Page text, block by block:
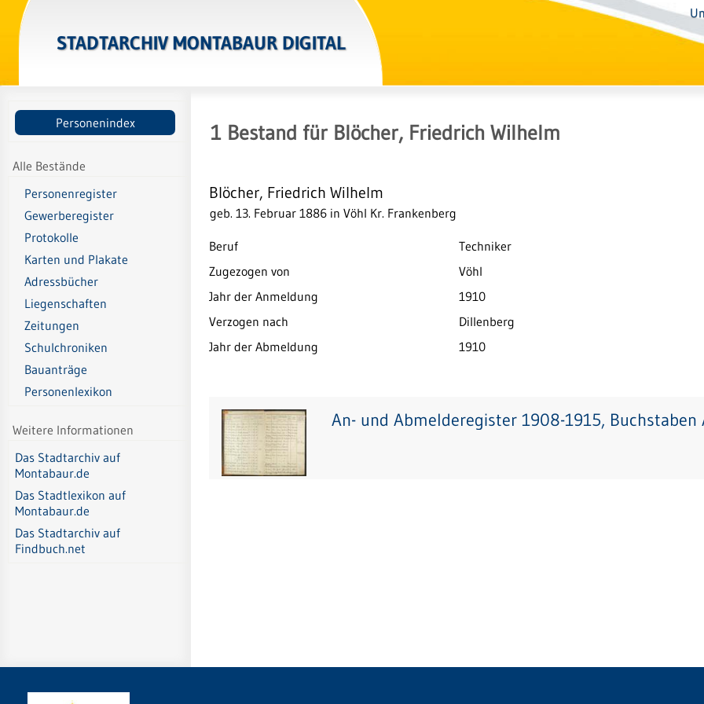
STADTARCHIV MONTABAUR DIGITAL
Personenindex
Alle Bestände
Personenregister
Gewerberegister
Protokolle
Karten und Plakate
Adressbücher
Liegenschaften
Zeitungen
Schulchroniken
Bauanträge
Personenlexikon
Weitere Informationen
Das Stadtarchiv auf
Montabaur.de
Das Stadtlexikon auf
Montabaur.de
Das Stadtarchiv auf
Findbuch.net
1 Bestand für Blöcher, Friedrich Wilhelm
Blöcher, Friedrich Wilhelm
geb. 13. Februar 1886 in Vöhl Kr. Frankenberg
Beruf
Techniker
Zugezogen von
Vöhl
Jahr der Anmeldung
1910
Verzogen nach
Dillenberg
Jahr der Abmeldung
1910
An- und Abmelderegister 1908-1915, Buchstaben